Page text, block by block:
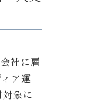
社に雇
ア運
象に